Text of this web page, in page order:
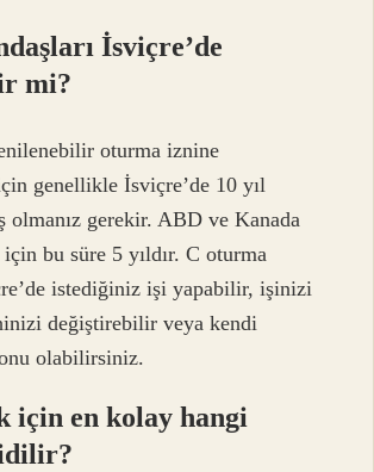
İsviçre’de
mi?
oturma iznine
genellikle İsviçre’de 10 yıl
olmanız gerekir. ABD ve Kanada
için bu süre 5 yıldır. C oturma
istediğiniz işi yapabilir, işinizi
değiştirebilir veya kendi
olabilirsiniz.
için en kolay hangi